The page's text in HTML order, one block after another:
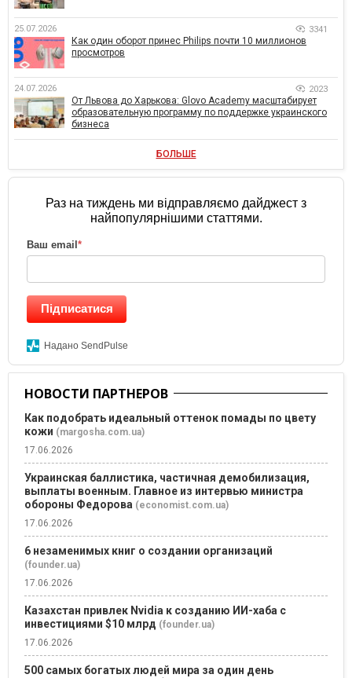
25.07.2026 3341
Как один оборот принес Philips почти 10 миллионов
просмотров
24.07.2026 2023
От Львова до Харькова: Glovo Academy масштабирует
образовательную программу по поддержке украинского
бизнеса
БОЛЬШЕ
Раз на тиждень ми відправляємо дайджест з
найпопулярнішими статтями.
Ваш email *
Підписатися
Надано SendPulse
НОВОСТИ ПАРТНЕРОВ
Как подобрать идеальный оттенок помады по цвету
кожи (margosha.com.ua)
17.06.2026
Украинская баллистика, частичная демобилизация,
выплаты военным. Главное из интервью министра
обороны Федорова (economist.com.ua)
17.06.2026
6 незаменимых книг о создании организаций
(founder.ua)
17.06.2026
Казахстан привлек Nvidia к созданию ИИ-хаба с
инвестициями $10 млрд (founder.ua)
17.06.2026
500 самых богатых людей мира за один день